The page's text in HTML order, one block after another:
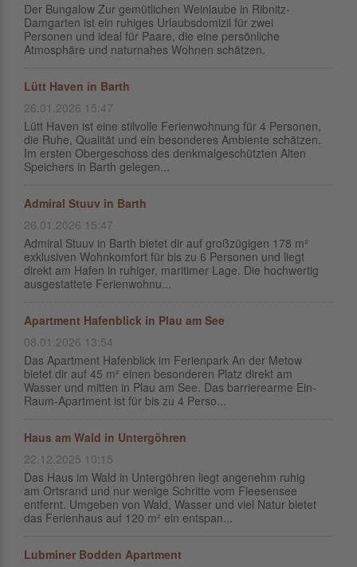
Der Bungalow Zur gemütlichen Weinlaube in Ribnitz-
Damgarten ist ein ruhiges Urlaubsdomizil für zwei
Personen und ideal für Paare, die eine persönliche
Atmosphäre und naturnahes Wohnen schätzen.
Lütt Haven in Barth
26.01.2026 15:47
Lütt Haven ist eine stilvolle Ferienwohnung für 4 Personen,
die Ruhe, Qualität und ein besonderes Ambiente schätzen.
Im ersten Obergeschoss des denkmalgeschützten Alten
Speichers in Barth gelegen...
Admiral Stuuv in Barth
26.01.2026 15:47
Admiral Stuuv in Barth bietet dir auf großzügigen 178 m²
exklusiven Wohnkomfort für bis zu 6 Personen und liegt
direkt am Hafen in ruhiger, maritimer Lage. Die hochwertig
ausgestattete Ferienwohnu...
Apartment Hafenblick in Plau am See
08.01.2026 13:54
Das Apartment Hafenblick im Ferienpark An der Metow
bietet dir auf 45 m² einen besonderen Platz direkt am
Wasser und mitten in Plau am See. Das barrierearme Ein-
Raum-Apartment ist für bis zu 4 Perso...
Haus am Wald in Untergöhren
22.12.2025 10:15
Das Haus im Wald in Untergöhren liegt angenehm ruhig
am Ortsrand und nur wenige Schritte vom Fleesensee
entfernt. Umgeben von Wald, Wasser und viel Natur bietet
das Ferienhaus auf 120 m² ein entspan...
Lubminer Bodden Apartment